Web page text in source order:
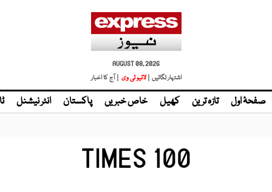
AUGUST 08, 2026
اشتہار لگائیں | لائیو ٹی وی | آج کا اخبار
صفحۂ اول تازہ ترین کھیل خاص خبریں پاکستان انٹر نیشنل
TIMES 100